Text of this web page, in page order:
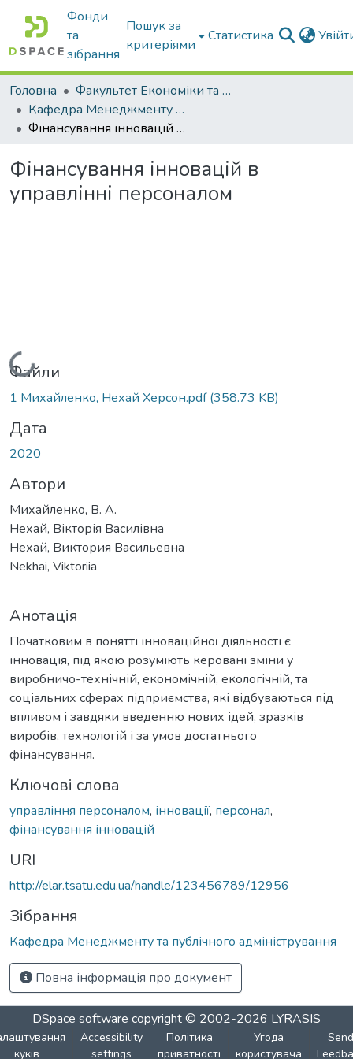
Фонди
та
зібрання
Пошук за
критеріями
Статистика
Головна
Факультет Економіки та бізнесу
Кафедра Менеджменту та публічного адміністрування
Фінансування інновацій в управлінні персоналом
Фінансування інновацій в
управлінні персоналом
Вантажиться...
Файли
1 Михайленко, Нехай Херсон.pdf(358.73 KB)
Дата
2020
Автори
Михайленко, В. А.
Нехай, Вікторія Василівна
Нехай, Виктория Васильевна
Nekhai, Viktoriia
Анотація
Початковим в понятті інноваційної діяльності є
інновація, під якою розуміють керовані зміни у
виробничо-технічній, економічній, екологічній, та
соціальних сферах підприємства, які відбуваються під
впливом і завдяки введенню нових ідей, зразків
виробів, технологій і за умов достатнього
фінансування.
Ключові слова
управління персоналом, інновації, персонал,
фінансування інновацій
URI
http://elar.tsatu.edu.ua/handle/123456789/12956
Зібрання
Кафедра Менеджменту та публічного адміністрування
Повна інформація про документ
DSpace software copyright © 2002-2026 LYRASIS
куків
Accessibility
settings
Політика
приватності
Угода
користувача
Send